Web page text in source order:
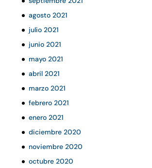
agosto 2021
julio 2021
junio 2021
mayo 2021
abril 2021
marzo 2021
febrero 2021
enero 2021
diciembre 2020
noviembre 2020
octubre 2020